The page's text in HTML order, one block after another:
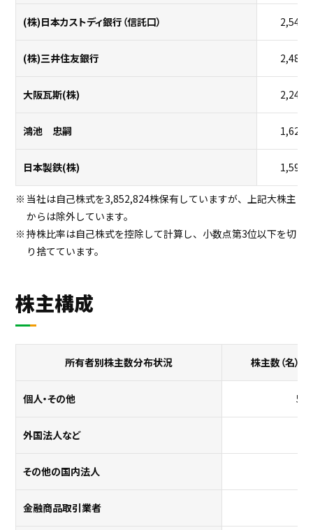
(株)日本カストディ銀行（信託口）
(株)三井住友銀行
大阪瓦斯(株)
鴻池 忠嗣
日本製鉄(株)
当社は自己株式を3,852,824株保有していますが、上記大株主
からは除外しています。
持株比率は自己株式を控除して計算し、小数点第3位以下を切
り捨てています。
株主構成
所有者別株主数分布状況 株主数（名）
個人・その他
外国法人など
その他の国内法人
金融商品取引業者